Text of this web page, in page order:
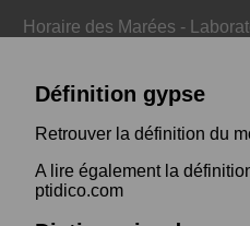
Horaire des Marées -
Définition gypse
Retrouver la définition du
A lire également la
ptidico.com